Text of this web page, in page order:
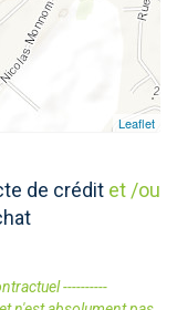
Leaflet
de crédit et /ou
----------